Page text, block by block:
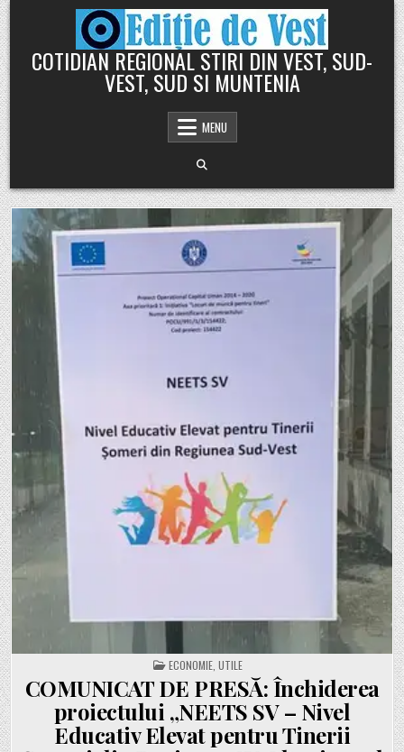
Skip
to
content
COTIDIAN REGIONAL STIRI DIN VEST, SUD-
VEST, SUD SI MUNTENIA
MENU
POSTED
IN
ECONOMIE, UTILE
COMUNICAT DE PRESĂ: Închiderea
proiectului „NEETS SV – Nivel
Educativ Elevat pentru Tinerii